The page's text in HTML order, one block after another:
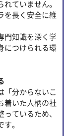
ていません。
を長く安全に維
門知識を深く学
につけられる環
「分からないこ
着いた人柄の社
ているため、
。